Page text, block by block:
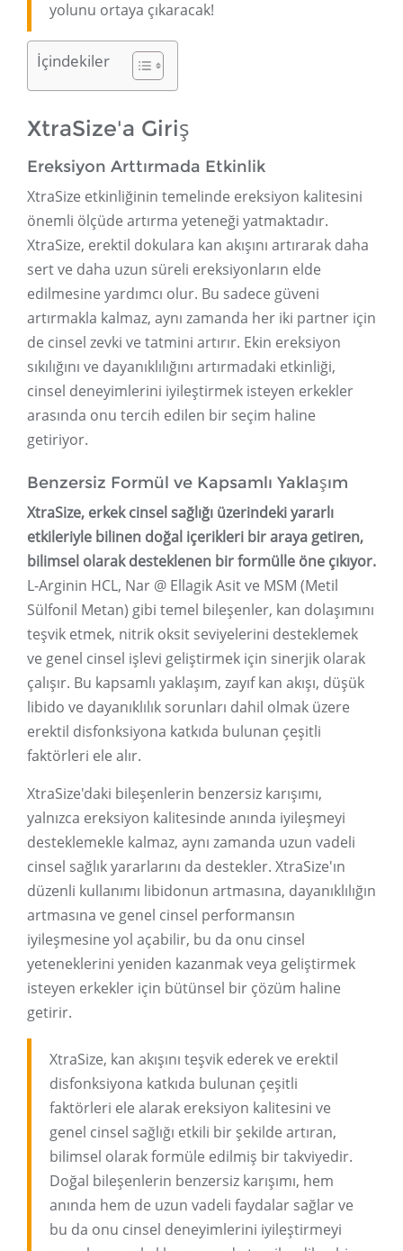
yolunu ortaya çıkaracak!
İçindekiler
XtraSize'a Giriş
Ereksiyon Arttırmada Etkinlik
XtraSize etkinliğinin temelinde ereksiyon kalitesini
önemli ölçüde artırma yeteneği yatmaktadır.
XtraSize, erektil dokulara kan akışını artırarak daha
sert ve daha uzun süreli ereksiyonların elde
edilmesine yardımcı olur. Bu sadece güveni
artırmakla kalmaz, aynı zamanda her iki partner için
de cinsel zevki ve tatmini artırır. Ekin ereksiyon
sıkılığını ve dayanıklılığını artırmadaki etkinliği,
cinsel deneyimlerini iyileştirmek isteyen erkekler
arasında onu tercih edilen bir seçim haline
getiriyor.
Benzersiz Formül ve Kapsamlı Yaklaşım
XtraSize, erkek cinsel sağlığı üzerindeki yararlı
etkileriyle bilinen doğal içerikleri bir araya getiren,
bilimsel olarak desteklenen bir formülle öne çıkıyor.
L-Arginin HCL, Nar @ Ellagik Asit ve MSM (Metil
Sülfonil Metan) gibi temel bileşenler, kan dolaşımını
teşvik etmek, nitrik oksit seviyelerini desteklemek
ve genel cinsel işlevi geliştirmek için sinerjik olarak
çalışır. Bu kapsamlı yaklaşım, zayıf kan akışı, düşük
libido ve dayanıklılık sorunları dahil olmak üzere
erektil disfonksiyona katkıda bulunan çeşitli
faktörleri ele alır.
XtraSize'daki bileşenlerin benzersiz karışımı,
yalnızca ereksiyon kalitesinde anında iyileşmeyi
desteklemekle kalmaz, aynı zamanda uzun vadeli
cinsel sağlık yararlarını da destekler. XtraSize'ın
düzenli kullanımı libidonun artmasına, dayanıklılığın
artmasına ve genel cinsel performansın
iyileşmesine yol açabilir, bu da onu cinsel
yeteneklerini yeniden kazanmak veya geliştirmek
isteyen erkekler için bütünsel bir çözüm haline
getirir.
XtraSize, kan akışını teşvik ederek ve erektil
disfonksiyona katkıda bulunan çeşitli
faktörleri ele alarak ereksiyon kalitesini ve
genel cinsel sağlığı etkili bir şekilde artıran,
bilimsel olarak formüle edilmiş bir takviyedir.
Doğal bileşenlerin benzersiz karışımı, hem
anında hem de uzun vadeli faydalar sağlar ve
bu da onu cinsel deneyimlerini iyileştirmeyi